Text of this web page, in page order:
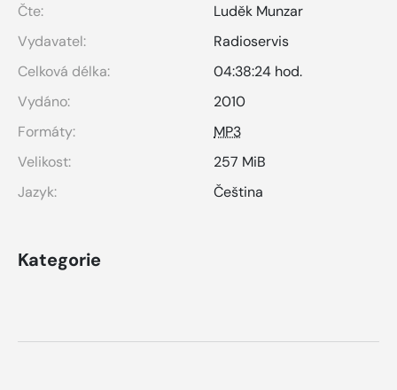
Čte:
Luděk Munzar
Vydavatel:
Radioservis
Celková délka:
04:38:24 hod.
Vydáno:
2010
Formáty:
MP3
Velikost:
257 MiB
Jazyk:
Čeština
Kategorie